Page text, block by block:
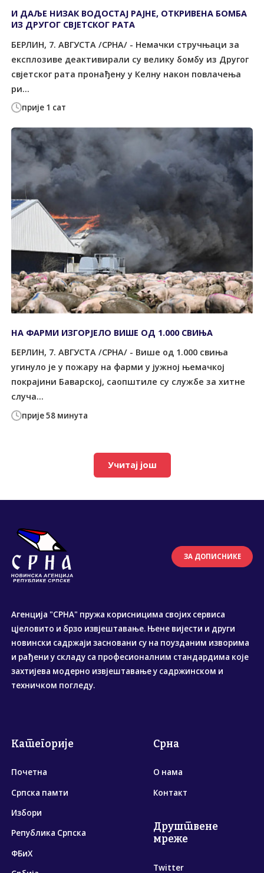
прије 1 сат
И ДАЉЕ НИЗАК ВОДОСТАЈ РАЈНЕ, ОТКРИВЕНА БОМБА
ИЗ ДРУГОГ СВЈЕТСКОГ РАТА
БЕРЛИН, 7. АВГУСТА /СРНА/ - Немачки стручњаци за
експлозиве деактивирали су велику бомбу из Другог
свјетског рата пронађену у Келну након повлачења
ри...
прије 58 минута
НА ФАРМИ ИЗГОРЈЕЛО ВИШЕ ОД 1.000 СВИЊА
БЕРЛИН, 7. АВГУСТА /СРНА/ - Више од 1.000 свиња
угинуло је у пожару на фарми у јужној њемачкој
покрајини Баварској, саопштиле су службе за хитне
случа...
Учитај још
ЗА ДОПИСНИКЕ
Агенција "СРНА" пружа корисницима својих сервиса
цјеловито и брзо извјештавање. Њене вијести и други
новински садржаји засновани су на поузданим изворима
и рађени у складу са професионалним стандардима које
захтијева модерно извјештавање у садржинском и
техничком погледу.
Категорије
Почетна
Српска памти
Избори
Република Српска
ФБиХ
Срна
О нама
Контакт
Друштвене
мреже
Twitter